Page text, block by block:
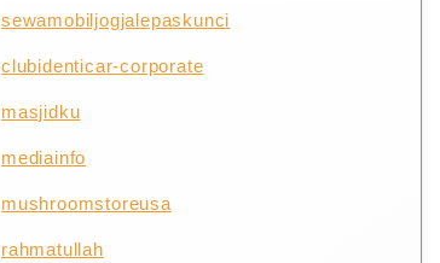
sewamobiljogjalepaskunci
clubidenticar-corporate
masjidku
mediainfo
mushroomstoreusa
rahmatullah